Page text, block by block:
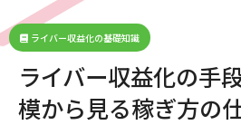
ライバー収益化の基礎知識
ライバー収益化の手
模から見る稼ぎ方の